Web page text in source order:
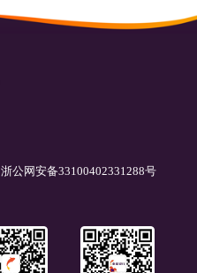
浙公网安备33100402331288号